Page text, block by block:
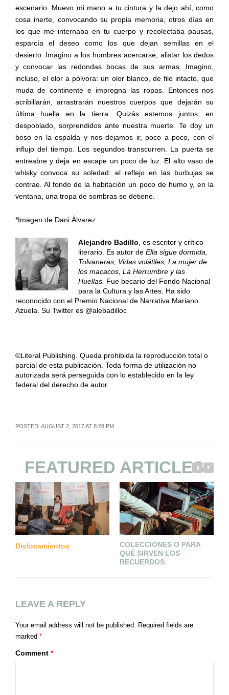
escenario. Muevo mi mano a tu cintura y la dejo ahí, como
cosa inerte, convocando su propia memoria, otros días en
los que me internaba en tu cuerpo y recolectaba pausas,
esparcía el deseo como los que dejan semillas en el
desierto. Imagino a los hombres acercarse, alistar los dedos
y convocar las redondas bocas de sus armas. Imagino,
incluso, el olor a pólvora: un olor blanco, de filo intacto, que
muda de continente e impregna las ropas. Entonces nos
acribillarán, arrastrarán nuestros cuerpos que dejarán su
última huella en la tierra. Quizás estemos juntos, en
despoblado, sorprendidos ante nuestra muerte. Te doy un
beso en la espalda y nos dejamos ir, poco a poco, con el
influjo del tiempo. Los segundos transcurren. La puerta se
entreabre y deja en escape un poco de luz. El alto vaso de
whisky convoca su soledad: el reflejo en las burbujas se
contrae. Al fondo de la habitación un poco de humo y, en la
ventana, una tropa de sombras se detiene.
*Imagen de Dani Álvarez
Alejandro Badillo , es escritor y crítico
literario. Es autor deElla sigue dormida,
Tolvaneras, Vidas volátiles, La mujer de
los macacos, La Herrumbre y las
Huellas. Fue becario del Fondo Nacional
para la Cultura y las Artes. Ha sido
reconocido con el Premio Nacional de Narrativa Mariano
Azuela. Su Twitter es @alebadilloc
©Literal Publishing. Queda prohibida la reproducción total o
parcial de esta publicación. Toda forma de utilización no
autorizada será perseguida con lo establecido en la ley
federal del derecho de autor.
POSTED: AUGUST 2, 2017 AT 8:28 PM
FEATURED ARTICLES
Dislocamientos
COLECCIONES O PARA
QUÉ SIRVEN LOS
RECUERDOS
LEAVE A REPLY
Your email address will not be published. Required fields are
marked *
Comment *